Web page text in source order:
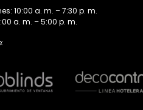
10:00 a. m. – 7:30 p. m.
a. m. – 5:00 p. m.